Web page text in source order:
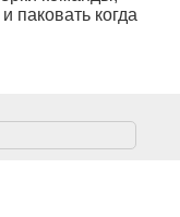
паковать когда